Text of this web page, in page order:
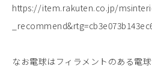
https://item.rakuten.co.jp/
なお電球はフィラメントのある電